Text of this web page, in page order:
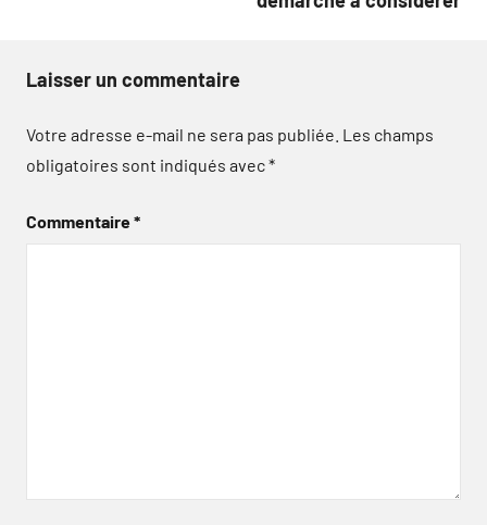
Laisser un commentaire
Votre adresse e-mail ne sera pas publiée. Les champs
obligatoires sont indiqués avec*
Commentaire*